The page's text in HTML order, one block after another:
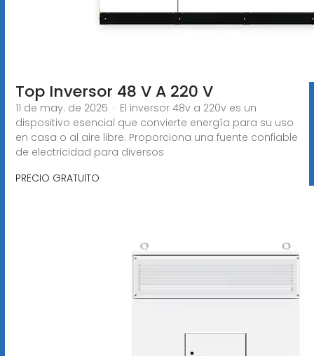
Top Inversor 48 V A 220 V
11 de may. de 2025 · El inversor 48v a 220v es un
dispositivo esencial que convierte energía para su uso
en casa o al aire libre. Proporciona una fuente confiable
de electricidad para diversos
PRECIO GRATUITO